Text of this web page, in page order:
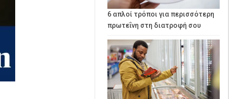
6 απλοί τρόποι για περισσότερη
πρωτεΐνη στη διατροφή σου